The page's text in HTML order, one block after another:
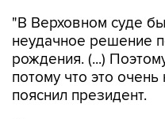
"В Верховном суде
неудачное решение
рождения. (...)
потому что это
пояснил президент.